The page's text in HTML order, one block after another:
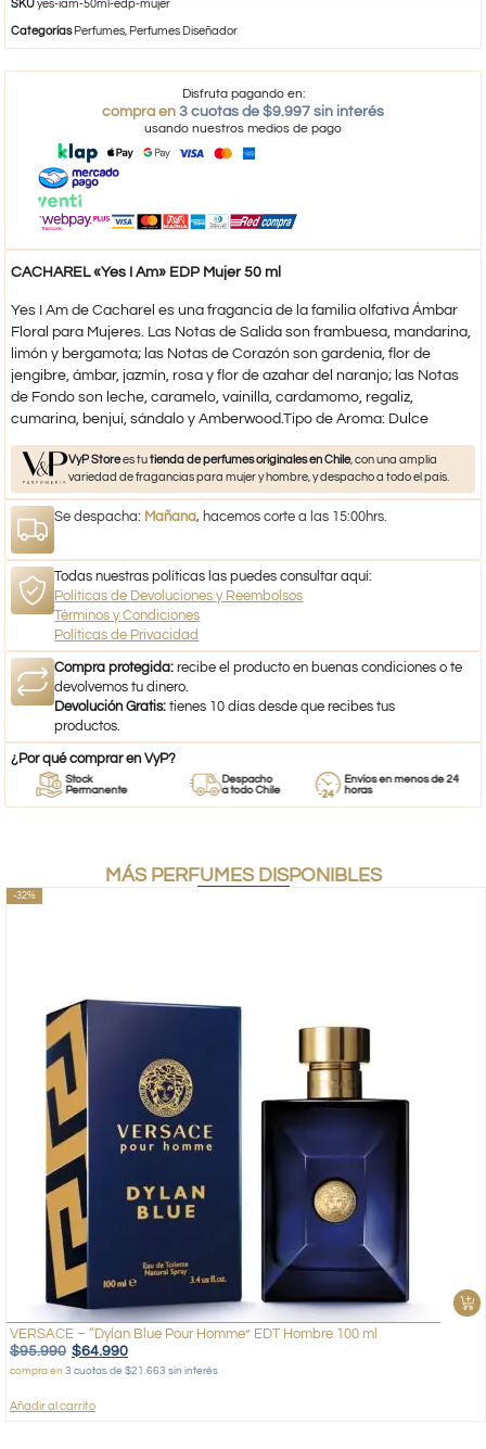
SKUyes-iam-50ml-edp-mujer
Categorías Perfumes, Perfumes Diseñador
Disfruta pagando en:
compra en 3 cuotas de $9.997 sin interés
usando nuestros medios de pago
CACHAREL «Yes I Am» EDP Mujer 50 ml
Yes I Am de Cacharel es una fragancia de la familia olfativa Ámbar
Floral para Mujeres. Las Notas de Salida son frambuesa, mandarina,
limón y bergamota; las Notas de Corazón son gardenia, flor de
jengibre, ámbar, jazmín, rosa y flor de azahar del naranjo; las Notas
de Fondo son leche, caramelo, vainilla, cardamomo, regaliz,
cumarina, benjuí, sándalo y Amberwood.Tipo de Aroma: Dulce
VyP Storees tutienda de perfumes originales en Chile, con una amplia
variedad de fragancias para mujer y hombre, y despacho a todo el país.
Se despacha: Mañana, hacemos corte a las 15:00hrs.
Todas nuestras políticas las puedes consultar aquí:
Políticas de Devoluciones y Reembolsos
Términos y Condiciones
Políticas de Privacidad
Compra protegida: recibe el producto en buenas condiciones o te
devolvemos tu dinero.
Devolución Gratis: tienes 10 días desde que recibes tus
productos.
¿Por qué comprar en VyP?
Stock
Permanente
Despacho
a todo Chile
Envíos en menos de 24
horas
MÁS PERFUMES DISPONIBLES
-32%
VERSACE – “Dylan Blue Pour Homme” EDT Hombre 100 ml
$95.990 $64.990
compra en 3 cuotas de $21.663 sin interés
Añadir al carrito